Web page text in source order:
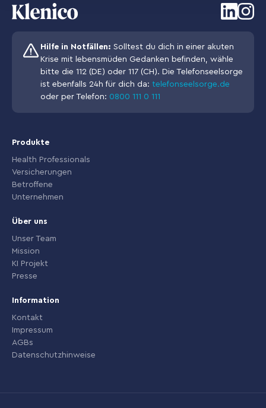
Hilfe in Notfällen: Solltest du dich in einer akuten
Krise mit lebensmüden Gedanken befinden, wähle
bitte die 112 (DE) oder 117 (CH). Die Telefonseelsorge
ist ebenfalls 24h für dich da: telefonseelsorge.de
oder per Telefon: 0800 111 0 111
Produkte
Health Professionals
Versicherungen
Betroffene
Unternehmen
Über uns
Unser Team
Mission
KI Projekt
Presse
Information
Kontakt
Impressum
AGBs
Datenschutzhinweise